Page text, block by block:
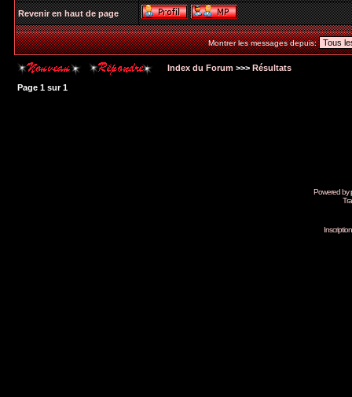
Revenir en haut de page
Montrer les messages depuis:
Index du Forum >>> Résultats
Page 1 sur1
Powered by